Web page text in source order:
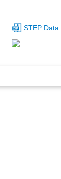
STEP Data